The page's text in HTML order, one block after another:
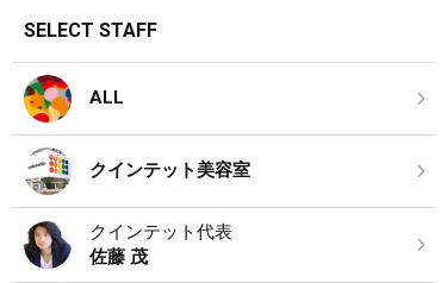
SELECT STAFF
ALL
クインテット美容室
クインテット代表
佐藤 茂